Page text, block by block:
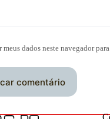
meus dados neste navegador
comentário